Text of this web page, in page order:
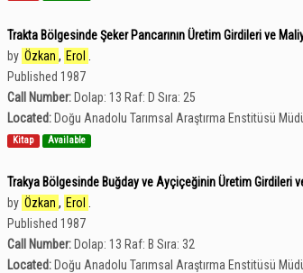
Trakta Bölgesinde Şeker Pancarının Üretim Girdileri ve
by Özkan , Erol
Published 1987
Call Number: Dolap: 13 Raf: D Sıra: 25
Located: Doğu Anadolu Tarımsal Araştırma Enstitüsü
Kitap Available
Trakya Bölgesinde Buğday ve Ayçiçeğinin Üretim Girdileri
by Özkan , Erol
Published 1987
Call Number: Dolap: 13 Raf: B Sıra: 32
Located: Doğu Anadolu Tarımsal Araştırma Enstitüsü